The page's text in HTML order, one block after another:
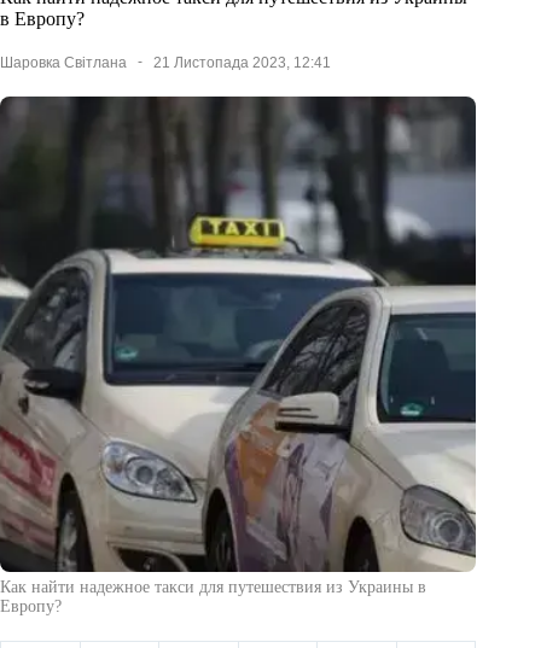
в Европу?
Шаровка Світлана 21 Листопада 2023, 12:41
Как найти надежное такси для путешествия из Украины в
Европу?